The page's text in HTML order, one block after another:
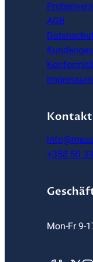
AGB
Impressum
Kontakt
+358 50
Mon-Fr 9-